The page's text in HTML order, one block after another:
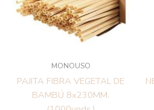
MONOUSO
PAJITA FIBRA VEGETAL DE
BAMBÚ 8x230MM.